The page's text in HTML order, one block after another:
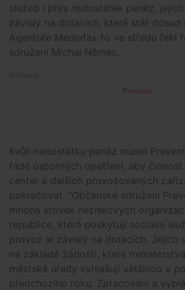
služeb i přes nedostatek peněz,
závislý na dotacích, které stát dosud
Agentuře Mediafax to ve středu řekl
sdružení Michal Němec.
Premium
Kvůli nedostatku peněz musel
řadě úsporných opatření, aby
center a dalších provozovaných
pokračovat. "Občanské sdružení
mnoha stovek neziskových
republice, které poskytují sociální
provoz je závislý na dotacích. Jejich
na základě žádostí, které
městské úřady vyhlašují většinou v
předchozího roku. Zpracování a